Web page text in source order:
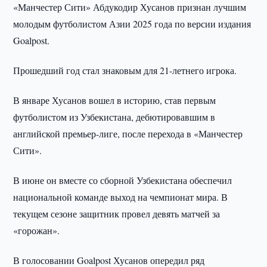
«Манчестер Сити» Абдукодир Хусанов признан лучшим
молодым футболистом Азии 2025 года по версии издания
Goalpost.
Прошедший год стал знаковым для 21-летнего игрока.
В январе Хусанов вошел в историю, став первым
футболистом из Узбекистана, дебютировавшим в
английской премьер-лиге, после перехода в «Манчестер
Сити».
В июне он вместе со сборной Узбекистана обеспечил
национальной команде выход на чемпионат мира. В
текущем сезоне защитник провел девять матчей за
«горожан».
В голосовании Goalpost Хусанов опередил ряд